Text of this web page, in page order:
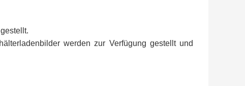
werden zur Verfügung gestellt und